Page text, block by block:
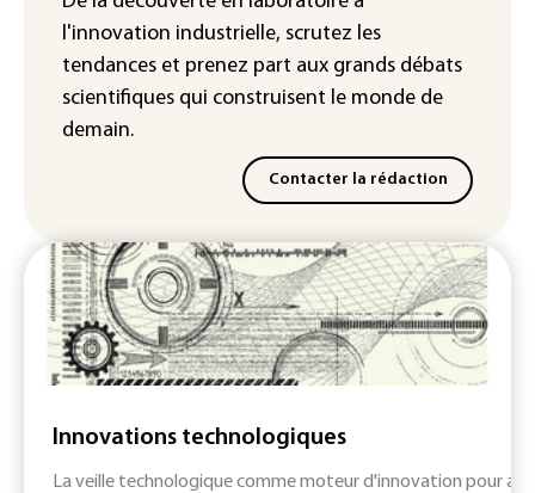
Iris³: Eutelsat investira 3,4 milliards
d'euros dans la future constellation
européenne
l'innovation industrielle, scrutez les
tendances et prenez part aux grands débats
scientifiques qui construisent le monde de
demain.
Contacter la rédaction
Innovations technologiques
La veille technologique comme moteur d'innovation pour